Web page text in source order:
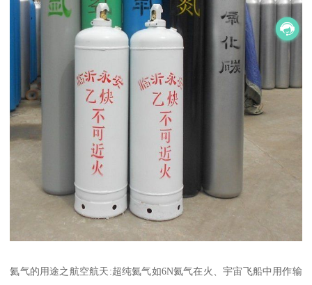
氦气的用途之航空航天:超纯氦气如6N氦气在火、宇宙飞船中用作输